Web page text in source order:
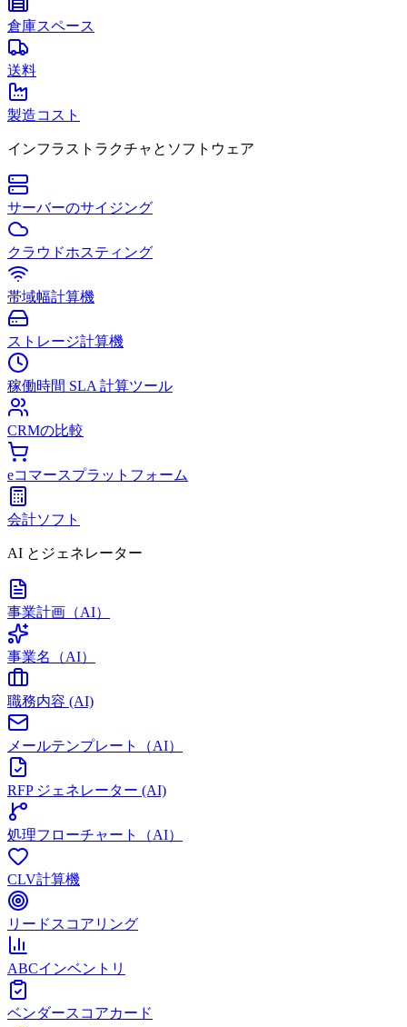
倉庫スペース
送料
製造コスト
インフラストラクチャとソフトウェア
サーバーのサイジング
クラウドホスティング
帯域幅計算機
ストレージ計算機
稼働時間 SLA 計算ツール
CRMの比較
eコマースプラットフォーム
会計ソフト
AI とジェネレーター
事業計画（AI）
事業名（AI）
職務内容 (AI)
メールテンプレート（AI）
RFP ジェネレーター (AI)
処理フローチャート（AI）
CLV計算機
リードスコアリング
ABCインベントリ
ベンダースコアカード